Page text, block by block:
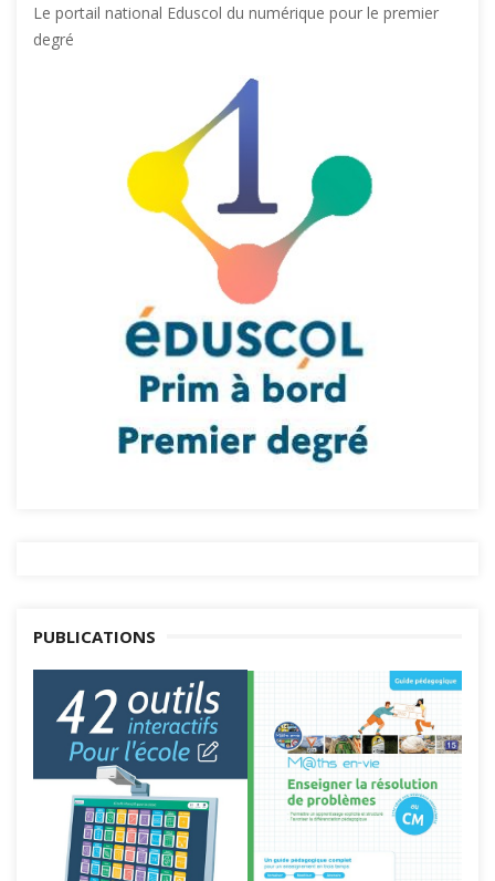
Le portail national Eduscol du numérique pour le premier
degré
PUBLICATIONS